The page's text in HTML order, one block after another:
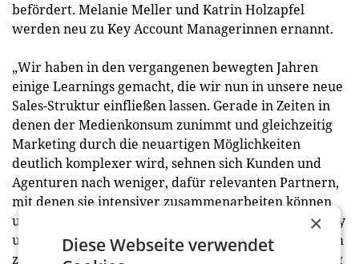
befördert. Melanie Meller und Katrin Holzapfel
werden neu zu Key Account Managerinnen ernannt.
„Wir haben in den vergangenen bewegten Jahren
einige Learnings gemacht, die wir nun in unsere neue
Sales-Struktur einfließen lassen. Gerade in Zeiten in
denen der Medienkonsum zunimmt und gleichzeitig
Marketing durch die neuartigen Möglichkeiten
deutlich komplexer wird, sehnen sich Kunden und
Agenturen nach weniger, dafür relevanten Partnern,
mit denen sie intensiver zusammenarbeiten können
und von denen sie optimal serviciert werden. Simplify
und ganzheitliche, crossmediale Ansätze gewinnen im
zunehmend komplexer werdenden Marketing Setting
×
Diese Webseite verwendet